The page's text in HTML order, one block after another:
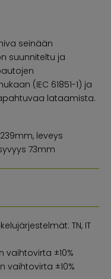
seinään
suunniteltu ja
(IEC 61851-1) ja
lataamista.
leveys
73mm
TN, IT
vaihtovirta ±10%
vaihtovirta ±10%